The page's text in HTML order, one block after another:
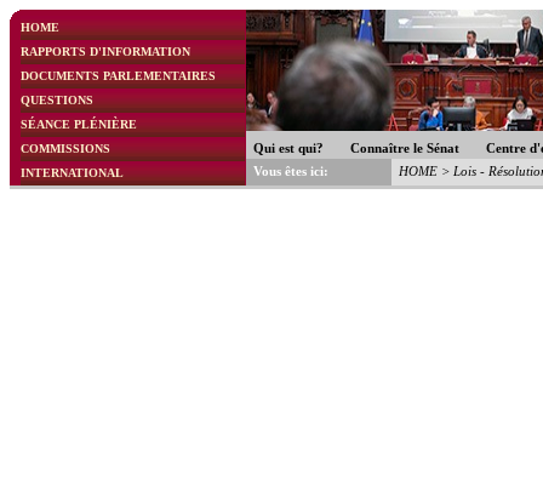
HOME
RAPPORTS D'INFORMATION
DOCUMENTS PARLEMENTAIRES
QUESTIONS
SÉANCE PLÉNIÈRE
COMMISSIONS
INTERNATIONAL
Qui est qui? Connaître le Sénat
Centre
Vous êtes ici:
HOME > Lois -